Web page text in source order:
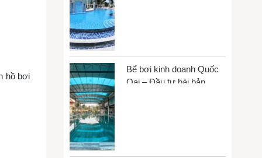
hồ bơi
Bể bơi kinh doanh Quốc
Oai – Đầu tư bài bản,